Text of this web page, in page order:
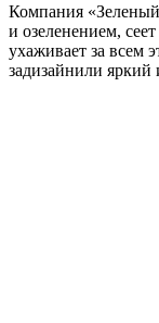
Компания
и озеленением,
ухаживает за всем
задизайнили